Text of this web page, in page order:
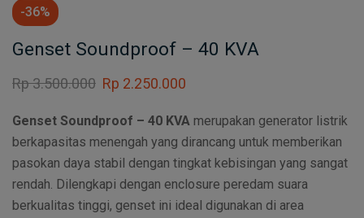
-36%
Genset Soundproof – 40 KVA
Rp3.500.000 Rp 2.250.000
Genset Soundproof – 40 KVA merupakan generator listrik
berkapasitas menengah yang dirancang untuk memberikan
pasokan daya stabil dengan tingkat kebisingan yang sangat
rendah. Dilengkapi dengan enclosure peredam suara
berkualitas tinggi, genset ini ideal digunakan di area